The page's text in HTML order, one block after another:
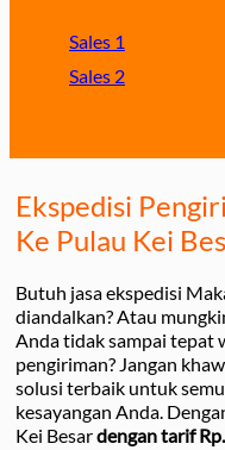
Sales 1
Sales 2
Ekspedisi
Ke Pulau Kei
Butuh jasa ekspedisi
diandalkan? Atau
Anda tidak sampai tepat
pengiriman? Jangan
solusi terbaik untuk
kesayangan Anda.
Kei Besardengan tarif